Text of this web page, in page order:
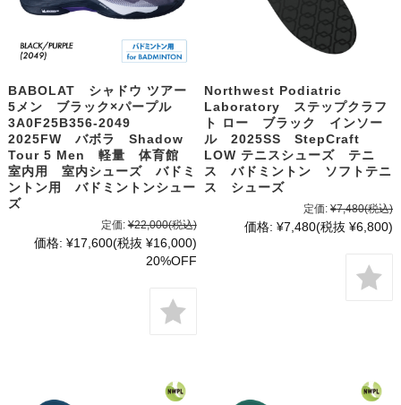
BABOLAT シャドウ ツアー
5メン ブラック×パープル
3A0F25B356-2049
2025FW バボラ Shadow
Tour 5 Men 軽量 体育館
室内用 室内シューズ バドミ
ントン用 バドミントンシュー
ズ
定価: ¥22,000(税込)
価格: ¥17,600(税抜 ¥16,000)
20%OFF
Northwest Podiatric
Laboratory ステップクラフ
ト ロー ブラック インソー
ル 2025SS StepCraft
LOW テニスシューズ テニ
ス バドミントン ソフトテニ
ス シューズ
定価: ¥7,480(税込)
価格: ¥7,480(税抜 ¥6,800)